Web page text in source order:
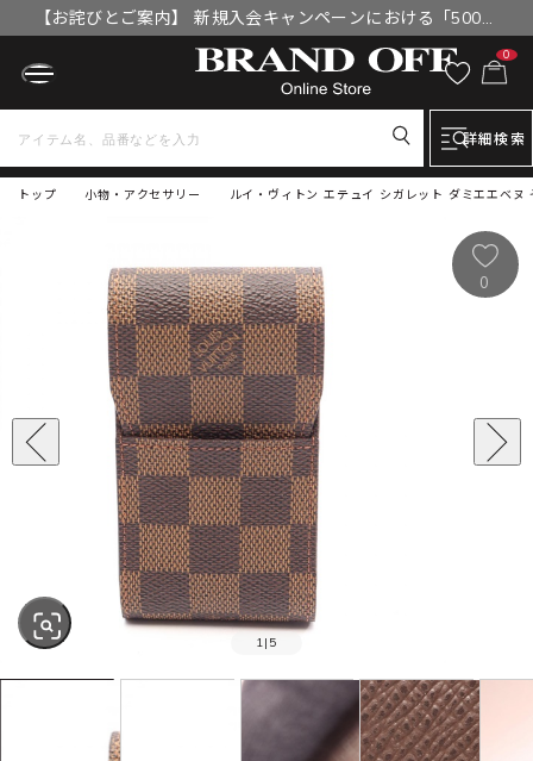
【お詫びとご案内】 新規入会キャンペーンにおける「500円
OFFクーポン」付与漏れと補填について
0
詳細検索
トップ ルイ・ヴィトン エテュイ シガレット ダミエエベ
小物・アクセサリー
1 | 5
0